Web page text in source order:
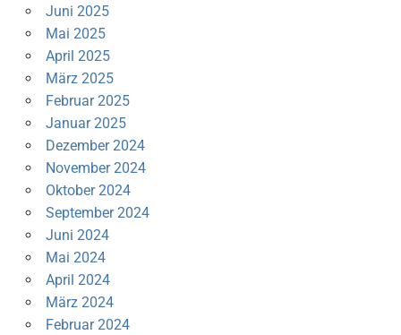
Juni 2025
Mai 2025
April 2025
März 2025
Februar 2025
Januar 2025
Dezember 2024
November 2024
Oktober 2024
September 2024
Juni 2024
Mai 2024
April 2024
März 2024
Februar 2024